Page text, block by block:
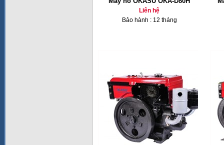
Liên hệ
Bảo hành : 12 tháng